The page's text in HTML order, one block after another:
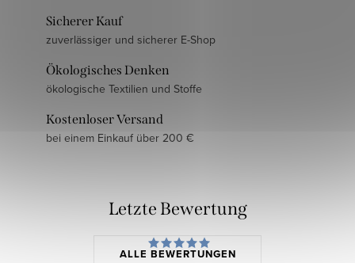
Sicherer Kauf
zuverlässiger und sicherer E-Shop
Ökologisches Denken
ökologische Textilien und Stoffe
Kostenloser Versand
bei einem Einkauf über 200 €
Letzte Bewertung
ALLE BEWERTUNGEN